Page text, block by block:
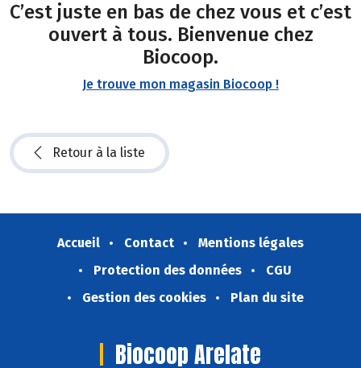
C’est juste en bas de chez vous et c’est
ouvert à tous. Bienvenue chez
Biocoop.
Je trouve mon magasin Biocoop !
Retour à la liste
Accueil Contact
Mentions légales
Protection des données
CGU
Gestion des cookies
Plan du site
Biocoop Arelate